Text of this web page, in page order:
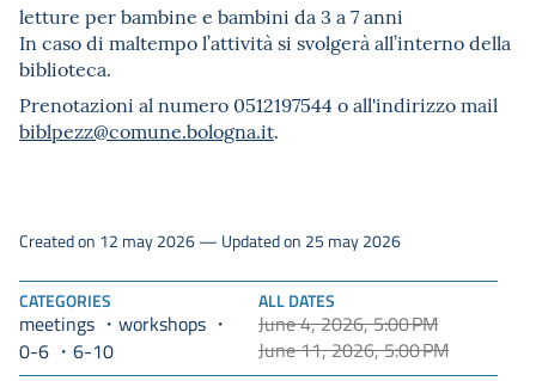
letture per bambine e bambini da 3 a 7 anni
In caso di maltempo l’attività si svolgerà all’interno della
biblioteca.
Prenotazioni al numero 0512197544 o all'indirizzo mail
biblpezz@comune.bologna.it.
CATEGORIES
meetings
workshops
0-6
6-10
ALL DATES
June 4, 2026, 5:00 PM
June 11, 2026, 5:00 PM
Created on 12 may 2026 — Updated on 25 may 2026